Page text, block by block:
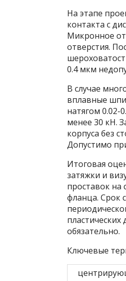
На этапе
контакта с
Микронное
отверстия.
0.4 мкм
В случае
вплавные
натягом
менее 30 кН.
корпуса без
Допустимо
Итоговая
затяжки и
проставок
фланца. Срок
обязательно.
Ключевые